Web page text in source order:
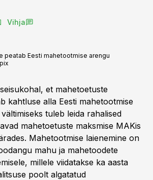
Vihja
peatab Eesti mahetootmise arengu
et mahetoetuste
kahtluse alla Eesti mahetootmise
tuleb leida rahalised
mahetoetuste maksmise MAKis
Mahetootmise laienemine on
mahu ja mahetoodete
millele viidatakse ka aasta
poolt algatatud